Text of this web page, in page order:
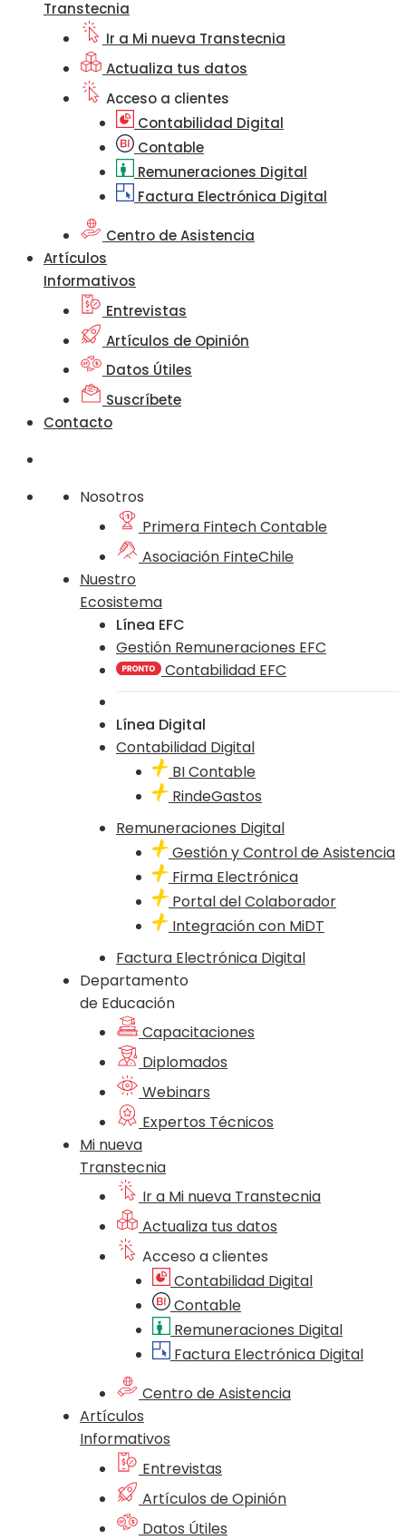
Transtecnia
Ir a Mi nueva Transtecnia
Actualiza tus datos
Acceso a clientes
Contabilidad Digital
Contable
Remuneraciones Digital
Factura Electrónica Digital
Centro de Asistencia
Artículos
Informativos
Entrevistas
Artículos de Opinión
Datos Útiles
Suscríbete
Contacto
Nosotros
Primera Fintech Contable
Asociación FinteChile
Nuestro
Ecosistema
Línea EFC
Gestión Remuneraciones EFC
Contabilidad EFC
Línea Digital
Contabilidad Digital
BI Contable
RindeGastos
Remuneraciones Digital
Gestión y Control de Asistencia
Firma Electrónica
Portal del Colaborador
Integración con MiDT
Factura Electrónica Digital
Departamento
de Educación
Capacitaciones
Diplomados
Webinars
Expertos Técnicos
Mi nueva
Transtecnia
Ir a Mi nueva Transtecnia
Actualiza tus datos
Acceso a clientes
Contabilidad Digital
Contable
Remuneraciones Digital
Factura Electrónica Digital
Centro de Asistencia
Artículos
Informativos
Entrevistas
Artículos de Opinión
Datos Útiles